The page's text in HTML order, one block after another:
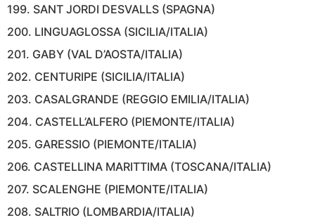
199. SANT JORDI DESVALLS (SPAGNA)
200. LINGUAGLOSSA (SICILIA/ITALIA)
201. GABY (VAL D’AOSTA/ITALIA)
202. CENTURIPE (SICILIA/ITALIA)
203. CASALGRANDE (REGGIO EMILIA/ITALIA)
204. CASTELL’ALFERO (PIEMONTE/ITALIA)
205. GARESSIO (PIEMONTE/ITALIA)
206. CASTELLINA MARITTIMA (TOSCANA/ITALIA)
207. SCALENGHE (PIEMONTE/ITALIA)
208. SALTRIO (LOMBARDIA/ITALIA)